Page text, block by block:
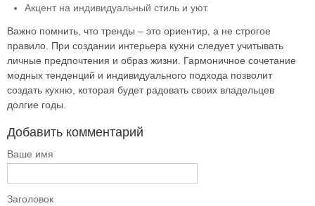
Акцент на индивидуальный стиль и уют.
Важно помнить, что тренды – это ориентир, а не строгое
правило. При создании интерьера кухни следует учитывать
личные предпочтения и образ жизни. Гармоничное сочетание
модных тенденций и индивидуального подхода позволит
создать кухню, которая будет радовать своих владельцев
долгие годы.
Добавить комментарий
Ваше имя
Заголовок